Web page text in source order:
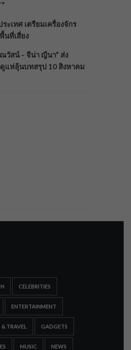
ะเทศ เตรียมเครื่องจักร
นที่เสี่ยง
วัสน์ – จีน่า ญีนา” ส่ง
ดูแห่ลุ้นบทสรุป 10 สิงหาคม
CELEBRITIES
ENTERTAINMENT
TRAVEL GADGETS
MUSIC NEWS